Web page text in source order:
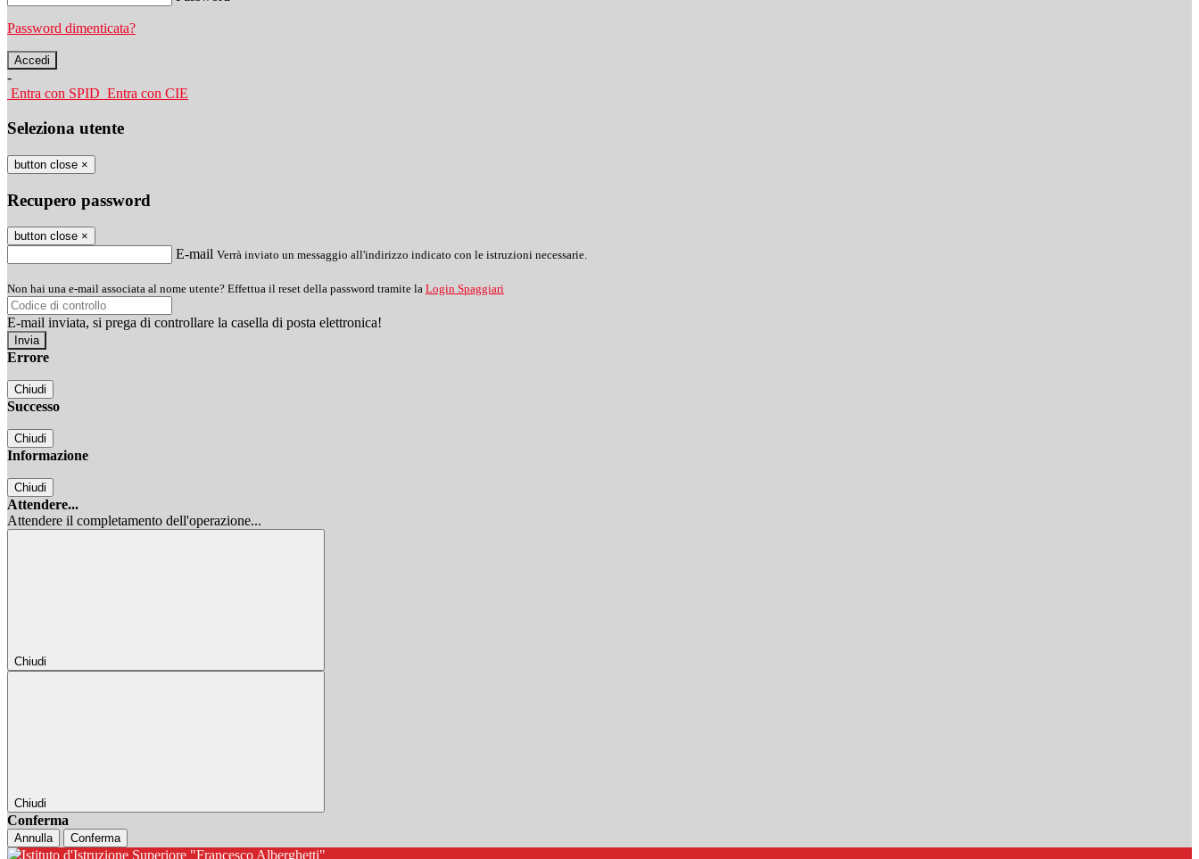
Password dimenticata?
-
Entra con SPID Entra con CIE
Seleziona utente
button close ×
Recupero password
button close ×
E-mail Verrà inviato un messaggio all'indirizzo indicato con le istruzioni necessarie.
Non hai una e-mail associata al nome utente? Effettua il reset della password tramite la Login Spaggiari
E-mail inviata, si prega di controllare la casella di posta elettronica!
Errore
Chiudi
Successo
Chiudi
Informazione
Chiudi
Attendere...
Attendere il completamento dell'operazione...
Chiudi
Chiudi
Conferma
Annulla Conferma